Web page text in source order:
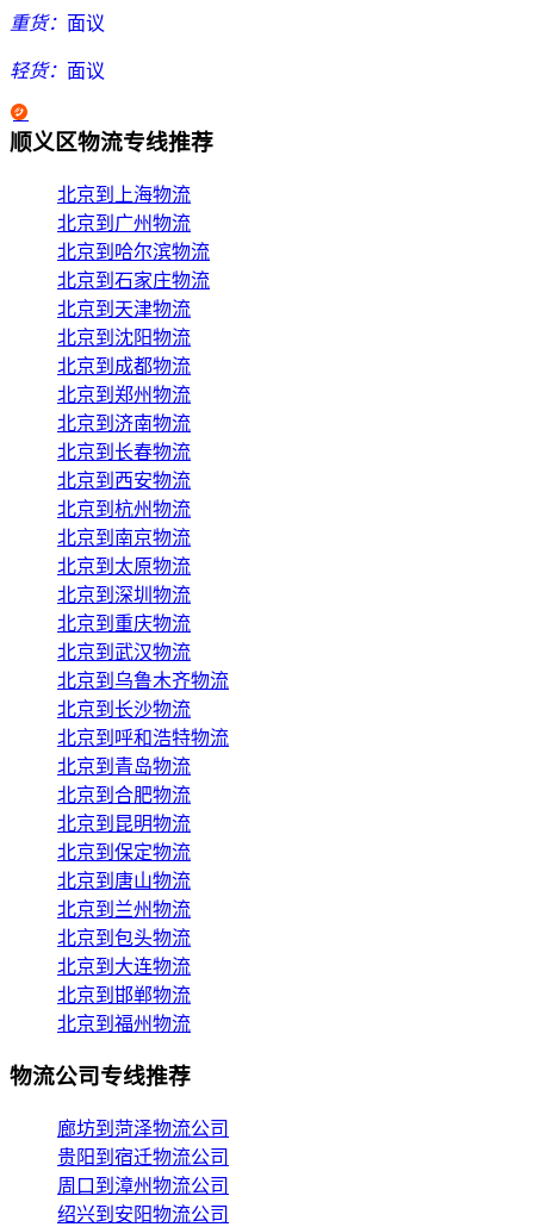
重货： 面议
轻货： 面议
顺义区物流专线推荐
北京到上海物流
北京到广州物流
北京到哈尔滨物流
北京到石家庄物流
北京到天津物流
北京到沈阳物流
北京到成都物流
北京到郑州物流
北京到济南物流
北京到长春物流
北京到西安物流
北京到杭州物流
北京到南京物流
北京到太原物流
北京到深圳物流
北京到重庆物流
北京到武汉物流
北京到乌鲁木齐物流
北京到长沙物流
北京到呼和浩特物流
北京到青岛物流
北京到合肥物流
北京到昆明物流
北京到保定物流
北京到唐山物流
北京到兰州物流
北京到包头物流
北京到大连物流
北京到邯郸物流
北京到福州物流
物流公司专线推荐
廊坊到菏泽物流公司
贵阳到宿迁物流公司
周口到漳州物流公司
绍兴到安阳物流公司